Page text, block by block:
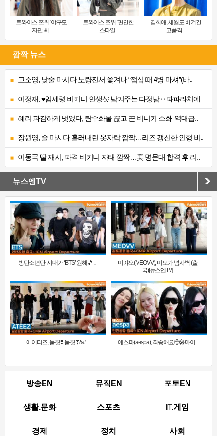
트와이스 쯔위 ‘야구모
자만 써..
트와이스 쯔위 ‘편안한
스타일..
김희애, 세월도 비켜간
고품격 ..
깜짝 뉴스
고소영, 낮술 마시다 노량진서 쫓겨나 “점심 때 4병 마셔”(바..
이정재, ♥임세령 비키니 인생샷 남겨주는 다정남‥파파라치에 ..
혜리 과감하게 벗었다, 탄수화물 끊고 끈 비니키 소화 ‘역대급..
장원영, 술 마시다 흘러내린 옷자락 깜짝…리즈 갱신한 인형 비..
이동국 딸 재시, 파격 비키니 자태 깜짝…美 명문대 합격 후 리..
뉴스엔TV
방탄소년단, 시대가 ‘BTS’ 원해🎵 ..
미야오(MEOVV), 미모가 넘사벽 (출
국)[뉴스엔TV]
에이티즈, 둠칫❣️ 둠칫❣&#.. 에스파(aespa), 죄송해요🥺🎤마이..
방송EN 뮤직EN 포토EN
생활.문화 스포츠 IT.게임
경제 정치 사회